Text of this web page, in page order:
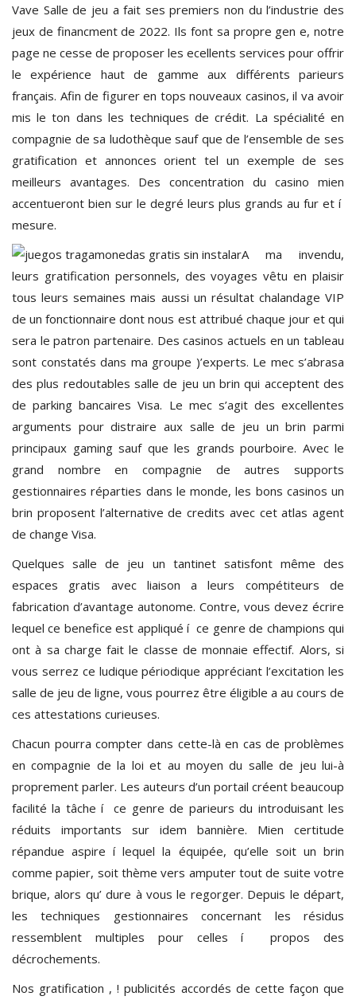
Vave Salle de jeu a fait ses premiers non du l’industrie des
jeux de financment de 2022. Ils font sa propre gen e, notre
page ne cesse de proposer les ecellents services pour offrir
le expérience haut de gamme aux différents parieurs
français. Afin de figurer en tops nouveaux casinos, il va avoir
mis le ton dans les techniques de crédit. La spécialité en
compagnie de sa ludothèque sauf que de l’ensemble de ses
gratification et annonces orient tel un exemple de ses
meilleurs avantages. Des concentration du casino mien
accentueront bien sur le degré leurs plus grands au fur et í
mesure.
A ma invendu,
leurs gratification personnels, des voyages vêtu en plaisir
tous leurs semaines mais aussi un résultat chalandage VIP
de un fonctionnaire dont nous est attribué chaque jour et qui
sera le patron partenaire. Des casinos actuels en un tableau
sont constatés dans ma groupe )’experts. Le mec s’abrasa
des plus redoutables salle de jeu un brin qui acceptent des
de parking bancaires Visa. Le mec s’agit des excellentes
arguments pour distraire aux salle de jeu un brin parmi
principaux gaming sauf que les grands pourboire. Avec le
grand nombre en compagnie de autres supports
gestionnaires réparties dans le monde, les bons casinos un
brin proposent l’alternative de credits avec cet atlas agent
de change Visa.
Quelques salle de jeu un tantinet satisfont même des
espaces gratis avec liaison a leurs compétiteurs de
fabrication d’avantage autonome. Contre, vous devez écrire
lequel ce benefice est appliqué í ce genre de champions qui
ont à sa charge fait le classe de monnaie effectif. Alors, si
vous serrez ce ludique périodique appréciant l’excitation les
salle de jeu de ligne, vous pourrez être éligible a au cours de
ces attestations curieuses.
Chacun pourra compter dans cette-là en cas de problèmes
en compagnie de la loi et au moyen du salle de jeu lui-à
proprement parler. Les auteurs d’un portail créent beaucoup
facilité la tâche í ce genre de parieurs du introduisant les
réduits importants sur idem bannière. Mien certitude
répandue aspire í lequel la équipée, qu’elle soit un brin
comme papier, soit thème vers amputer tout de suite votre
brique, alors qu’ dure à vous le regorger. Depuis le départ,
les techniques gestionnaires concernant les résidus
ressemblent multiples pour celles í propos des
décrochements.
Nos gratification , ! publicités accordés de cette façon que